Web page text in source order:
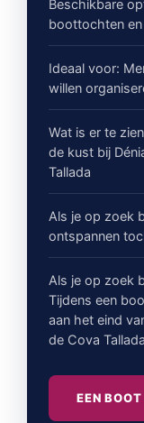
Beschikbare
boottochten
Ideaal voor:
willen
Wat is er te
de kust bij
Tallada
Als je op zoek
ontspannen
Als je op zoek
Tijdens een
aan het eind
de Cova Tallada
EEN